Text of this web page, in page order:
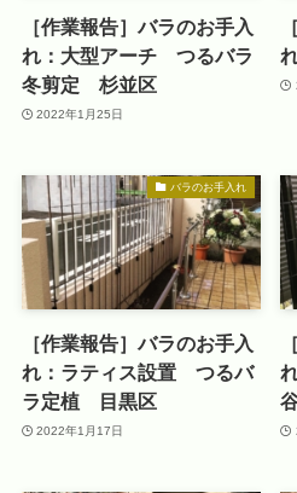
［作業報告］バラのお手入
れ：大型アーチ つるバラ
冬剪定 杉並区
2022年1月25日
バラのお手入れ
［作業報告］バラのお手入
れ：ラティス設置 つるバ
ラ定植 目黒区
2022年1月17日